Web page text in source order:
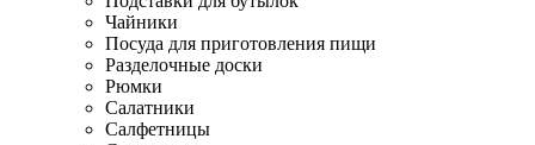
Чайники
Посуда для приготовления пищи
Разделочные доски
Рюмки
Салатники
Салфетницы